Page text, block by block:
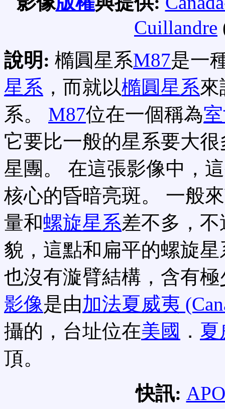
Cuillandre
說明: 橢圓星系M87是一
星系 ，而就以橢圓星系來
系。 M87位在一個稱為
它要比一般的星系要大
星團。 在這張影像中，
核心的昏暗亮斑。 一般
量和螺旋星系差不多，
貌，這點和扁平的螺旋
也沒有漩臂結構，含有極
影像是由加法夏威夷
攝的，台址位在美國 ． 夏
頂。
快訊: